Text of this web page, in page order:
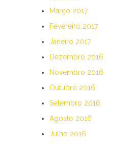
Março 2017
Fevereiro 2017
Janeiro 2017
Dezembro 2016
Novembro 2016
Outubro 2016
Setembro 2016
Agosto 2016
Julho 2016